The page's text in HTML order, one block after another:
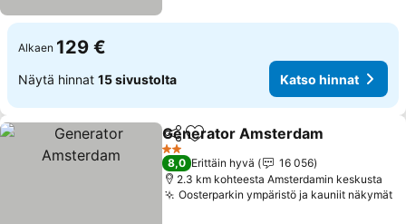
Alkaen 129 €
Näytä hinnat 15 sivustolta Katso hinnat
Jaa Lisää suosikkeihin
Generator Amsterdam
2 Tähtiluokitus
8,0 Erittäin hyvä
16 056
2.3 km kohteesta Amsterdamin keskusta
Oosterparkin ympäristö ja kauniit näkymät